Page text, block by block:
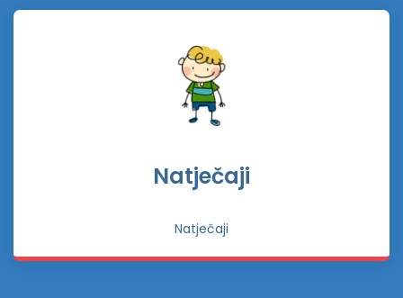
Natječaji
Natječaji